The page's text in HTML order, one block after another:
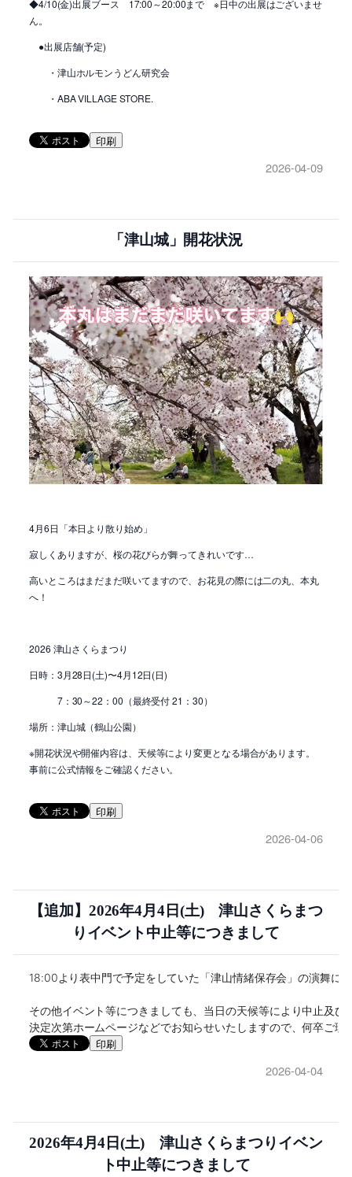
◆4/10(金)出展ブース 17:00～20:00まで ※日中の出展はございませ
ん。
●出展店舗(予定)
・津山ホルモンうどん研究会
・ABA VILLAGE STORE.
印刷
2026-04-09
「津山城」開花状況
4月6日「本日より散り始め」
寂しくありますが、桜の花びらが舞ってきれいです…
高いところはまだまだ咲いてますので、お花見の際には二の丸、本丸
へ！
2026 津山さくらまつり
日時：3月28日(土)〜4月12日(日)
7：30～22：00（最終受付 21：30）
場所：津山城（鶴山公園）
※開花状況や開催内容は、天候等により変更となる場合があります。
事前に公式情報をご確認ください。
印刷
2026-04-06
【追加】2026年4月4日(土) 津山さくらまつ
りイベント中止等につきまして
18:00より表中門で予定をしていた「津山情緒保存会」の演舞に
その他イベント等につきましても、当日の天候等により中止及
決定次第ホームページなどでお知らせいたしますので、何卒ご理
印刷
2026-04-04
2026年4月4日(土) 津山さくらまつりイベン
ト中止等につきまして